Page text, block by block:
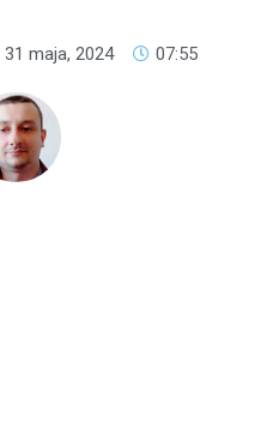
31 maja, 2024 07:55